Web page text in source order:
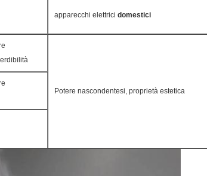
apparecchi elettrici domestici
Potere nascondentesi, proprietà estetica